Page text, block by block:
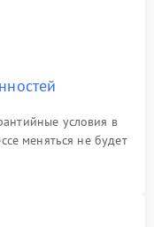
условия в
меняться не будет